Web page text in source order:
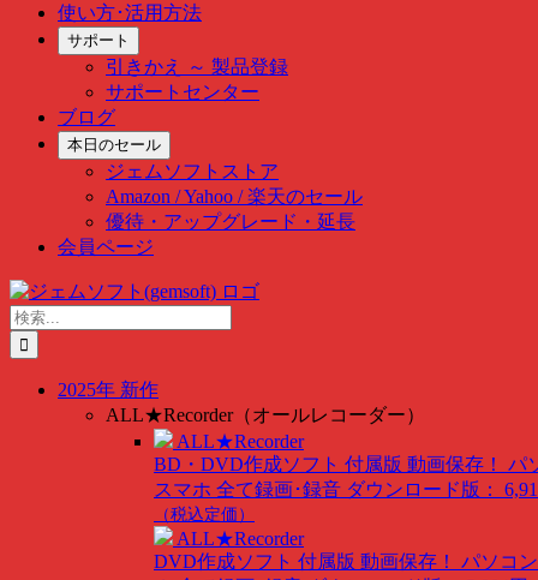
使い方･活用方法
サポート
引きかえ ～ 製品登録
サポートセンター
ブログ
本日のセール
ジェムソフトストア
Amazon / Yahoo / 楽天のセール
優待・アップグレード・延長
会員ページ
Skip
to
content
検
索
…
2025年 新作
ALL★Recorder（オールレコーダー）
ALL★Recorder
BD・DVD作成ソフト 付属版 動画保存！ パ
スマホ 全て録画･録音 ダウンロード版：
（税込定価）
ALL★Recorder
DVD作成ソフト 付属版 動画保存！ パソコ